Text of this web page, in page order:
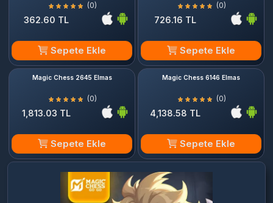
(0)
362.60 TL
Sepete Ekle
(0)
726.16 TL
Sepete Ekle
Magic Chess 2645 Elmas
(0)
1,813.03 TL
Sepete Ekle
Magic Chess 6146 Elmas
(0)
4,138.58 TL
Sepete Ekle